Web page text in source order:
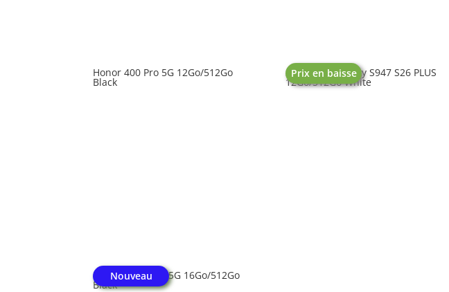
Honor 400 Pro 5G 12Go/512Go
Black
Prix en baisse
SAMSUNG Galaxy S947 S26 PLUS
12Go/512Go White
Nouveau
Honor Magic V5 5G 16Go/512Go
Black